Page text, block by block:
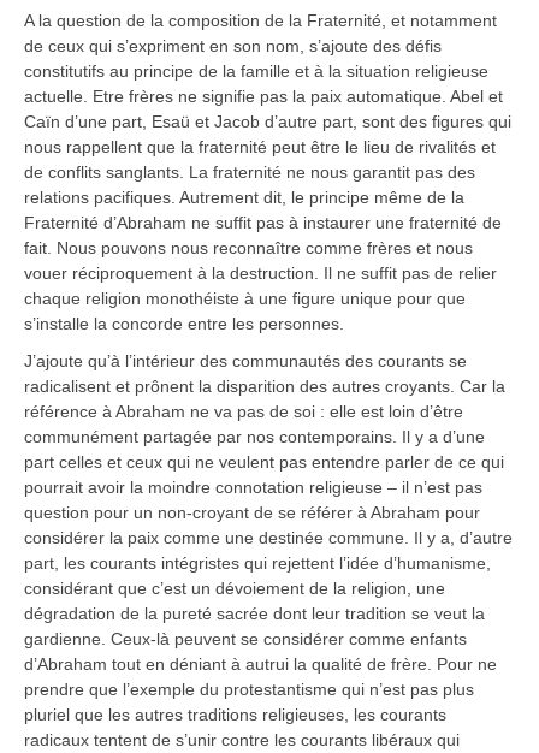
A la question de la composition de la Fraternité, et notamment
de ceux qui s’expriment en son nom, s’ajoute des défis
constitutifs au principe de la famille et à la situation religieuse
actuelle. Etre frères ne signifie pas la paix automatique. Abel et
Caïn d’une part, Esaü et Jacob d’autre part, sont des figures qui
nous rappellent que la fraternité peut être le lieu de rivalités et
de conflits sanglants. La fraternité ne nous garantit pas des
relations pacifiques. Autrement dit, le principe même de la
Fraternité d’Abraham ne suffit pas à instaurer une fraternité de
fait. Nous pouvons nous reconnaître comme frères et nous
vouer réciproquement à la destruction. Il ne suffit pas de relier
chaque religion monothéiste à une figure unique pour que
s’installe la concorde entre les personnes.
J’ajoute qu’à l’intérieur des communautés des courants se
radicalisent et prônent la disparition des autres croyants. Car la
référence à Abraham ne va pas de soi : elle est loin d’être
communément partagée par nos contemporains. Il y a d’une
part celles et ceux qui ne veulent pas entendre parler de ce qui
pourrait avoir la moindre connotation religieuse – il n’est pas
question pour un non-croyant de se référer à Abraham pour
considérer la paix comme une destinée commune. Il y a, d’autre
part, les courants intégristes qui rejettent l’idée d’humanisme,
considérant que c’est un dévoiement de la religion, une
dégradation de la pureté sacrée dont leur tradition se veut la
gardienne. Ceux-là peuvent se considérer comme enfants
d’Abraham tout en déniant à autrui la qualité de frère. Pour ne
prendre que l’exemple du protestantisme qui n’est pas plus
pluriel que les autres traditions religieuses, les courants
radicaux tentent de s’unir contre les courants libéraux qui